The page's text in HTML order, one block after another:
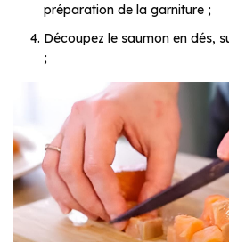
préparation de la garniture ;
Découpez le saumon en dés,
;